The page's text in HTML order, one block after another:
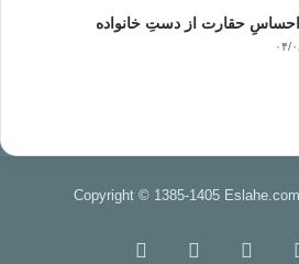
حقارت از دستِ خانواده
۰۳
Copyright © 1385-1405
اینستاگرام